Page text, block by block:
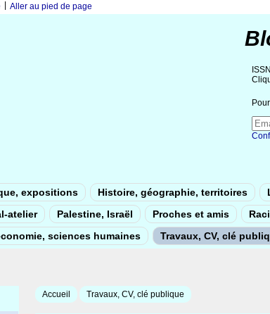
Aller au pied de page
expositions Histoire, géographie, territoires
atelier
Palestine, Israël Proches et amis
sciences humaines
Travaux, CV, clé
Accueil Travaux, CV, clé publique